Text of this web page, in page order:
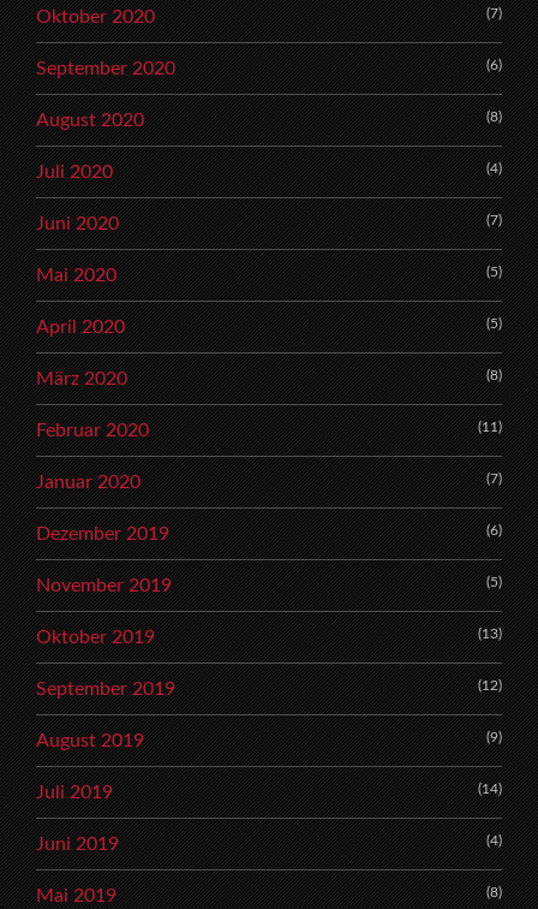
Oktober 2020 (7)
September 2020 (6)
August 2020 (8)
Juli 2020 (4)
Juni 2020 (7)
Mai 2020 (5)
April 2020 (5)
März 2020 (8)
Februar 2020 (11)
Januar 2020 (7)
Dezember 2019 (6)
November 2019 (5)
Oktober 2019 (13)
September 2019 (12)
August 2019 (9)
Juli 2019 (14)
Juni 2019 (4)
Mai 2019 (8)